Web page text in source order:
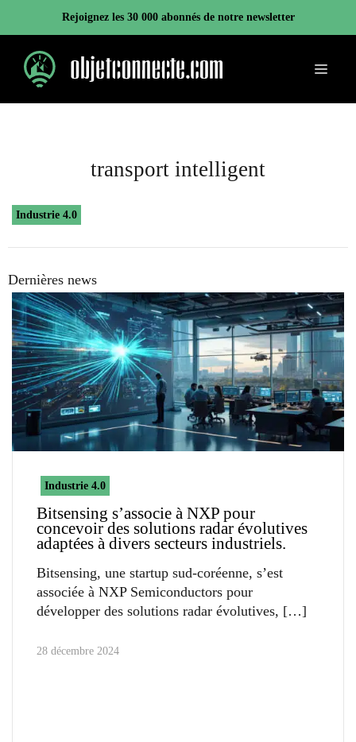
contenu
Rejoignez les 30 000 abonnés de notre newsletter
Menu
transport intelligent
Industrie 4.0
Dernières news
Industrie 4.0
Bitsensing s’associe à NXP pour
concevoir des solutions radar évolutives
adaptées à divers secteurs industriels.
Bitsensing, une startup sud-coréenne, s’est
associée à NXP Semiconductors pour
développer des solutions radar évolutives,
28 décembre 2024